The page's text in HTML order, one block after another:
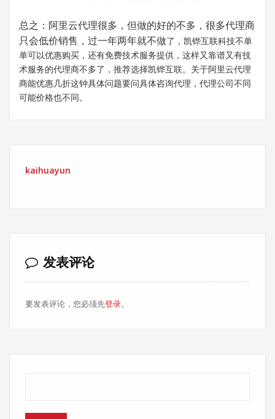
总之：阿里云代理很多，但做的好的不多，很多代理商
只会低价销售，过一年两年就不做了，凯铧互联科技不单
单可以优惠购买，还有免费技术服务提供，这样又靠谱又有技
术服务的代理商不多了，推荐选择凯铧互联。关于阿里云代理
商能优惠几折这钟具体问题要问具体咨询代理，代理公司不同
可能价格也不同。
kaihuayun
发表评论
要发表评论，您必须先登录。